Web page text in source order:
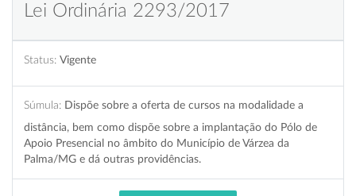
Lei Ordinária 2293/2017
Status: Vigente
Súmula: Dispõe sobre a oferta de cursos na modalidade a
distância, bem como dispõe sobre a implantação do Pólo de
Apoio Presencial no âmbito do Município de Várzea da
Palma/MG e dá outras providências.